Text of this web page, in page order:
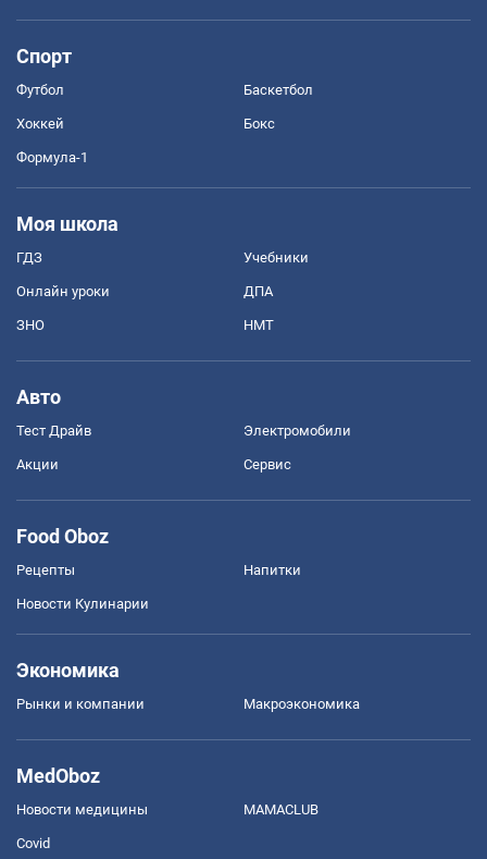
Спорт
Футбол Баскетбол
Хоккей Бокс
Формула-1
Моя школа
ГДЗ Учебники
Онлайн уроки ДПА
ЗНО НМТ
Авто
Тест Драйв Электромобили
Акции Сервис
Food Oboz
Рецепты Напитки
Новости Кулинарии
Экономика
Рынки и компании Mакроэкономика
MedOboz
Новости медицины MAMACLUB
Covid